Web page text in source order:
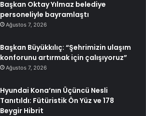
Başkan Oktay Yılmaz belediye
personeliyle bayramlaştı
Ağustos 7, 2026
Başkan Büyükkılıç: “Şehrimizin ulaşım
konforunu artırmak için çalışıyoruz”
Ağustos 7, 2026
Hyundai Kona’nın Üçüncü Nesli
Tanıtıldı: Fütüristik Ön Yüz ve 178
Beygir Hibrit